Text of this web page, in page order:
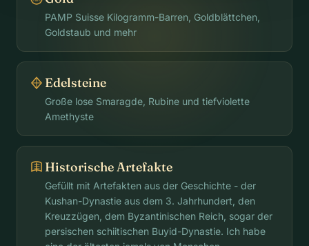
PAMP Suisse Kilogramm-Barren, Goldblättchen,
Goldstaub und mehr
Edelsteine
Große lose Smaragde, Rubine und tiefviolette
Amethyste
Historische Artefakte
Gefüllt mit Artefakten aus der Geschichte - der
Kushan-Dynastie aus dem 3. Jahrhundert, den
Kreuzzügen, dem Byzantinischen Reich, sogar der
persischen schiitischen Buyid-Dynastie. Ich habe